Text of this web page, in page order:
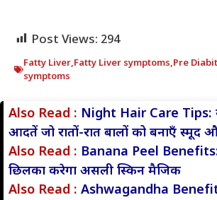
Post Views: 294
Fatty Liver,Fatty Liver symptoms,Pre
symptoms
Also Read : Night Hair Care Tips:
आदतें जो रातों-रात बालों को बनाएँ स्मूद
Also Read : Banana Peel
छिलका करेगा असली स्किन मैजिक
Also Read : Ashwagandha